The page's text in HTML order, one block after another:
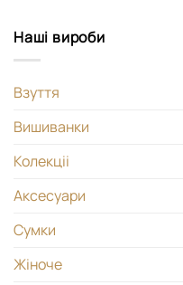
Наші вироби
Взуття
Вишиванки
Колекціі
Аксесуари
Сумки
Жіноче